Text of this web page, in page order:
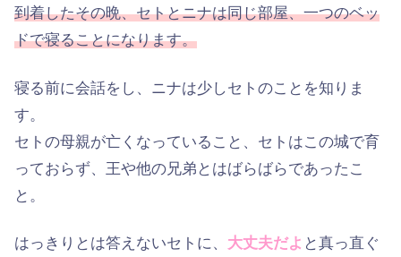
到着したその晩、セトとニナは同じ部屋、一つのベッ
ドで寝ることになります。
寝る前に会話をし、ニナは少しセトのことを知りま
す。
セトの母親が亡くなっていること、セトはこの城で育
っておらず、王や他の兄弟とはばらばらであったこ
と。
はっきりとは答えないセトに、 大丈夫だよ と真っ直ぐ